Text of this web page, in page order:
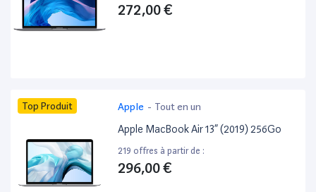
272,00 €
Top Produit Apple - Tout en un
Apple MacBook Air 13” (2019) 256Go
219 offres à partir de :
296,00 €